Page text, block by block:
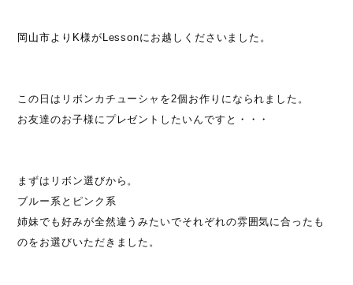
岡山市よりK様がLessonにお越しくださいました。
この日はリボンカチューシャを2個お作りになられました。
お友達のお子様にプレゼントしたいんですと・・・
まずはリボン選びから。
ブルー系とピンク系
姉妹でも好みが全然違うみたいでそれぞれの雰囲気に合ったも
のをお選びいただきました。